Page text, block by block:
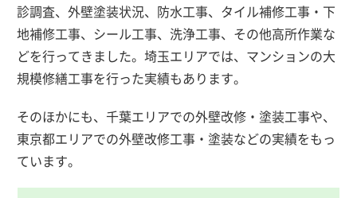
診調査、外壁塗装状況、防水工事、タイル補修工事・下
地補修工事、シール工事、洗浄工事、その他高所作業な
どを行ってきました。埼玉エリアでは、マンションの大
規模修繕工事を行った実績もあります。
そのほかにも、千葉エリアでの外壁改修・塗装工事や、
東京都エリアでの外壁改修工事・塗装などの実績をもっ
ています。